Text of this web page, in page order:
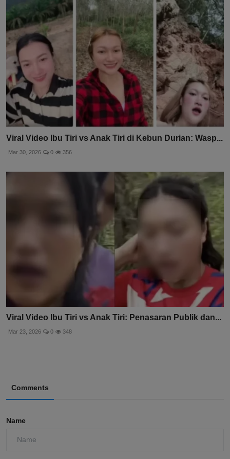
Viral Video Ibu Tiri vs Anak Tiri di Kebun Durian: Wasp...
Mar 30, 2026 0 356
Viral Video Ibu Tiri vs Anak Tiri: Penasaran Publik dan...
Mar 23, 2026 0 348
Comments
Name